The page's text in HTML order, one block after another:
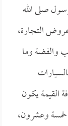
صلى الله
التجارة،
والفضة وما
القيمة يكون
خمسة وعشرون،